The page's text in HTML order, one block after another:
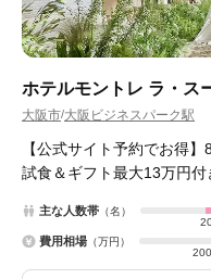
ホテルモントレ ラ・ス
大阪市/大阪ビジネスパーク駅
【公式サイト予約でお得
試食＆ギフト最大13万円付
主な人数帯 （名）
費用相場 （万円）
200